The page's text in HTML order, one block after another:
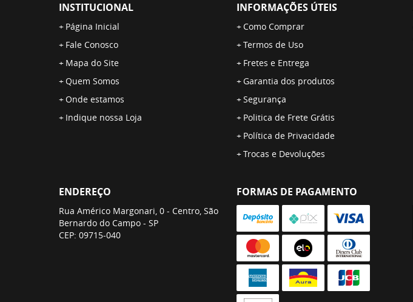
INSTITUCIONAL
Página Inicial
Fale Conosco
Mapa do Site
Quem Somos
Onde estamos
Indique nossa Loja
INFORMAÇÕES ÚTEIS
Como Comprar
Termos de Uso
Fretes e Entrega
Garantia dos produtos
Segurança
Politica de Frete Grátis
Política de Privacidade
Trocas e Devoluções
ENDEREÇO
Rua Américo Margonari, 0 - Centro, São
Bernardo do Campo - SP
CEP: 09715-040
FORMAS DE PAGAMENTO